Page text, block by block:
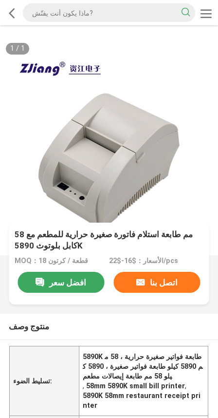
1 / 1
58 مم طابعة استلام فاتورة صغيرة حرارية للمطعم مع
كابل بلوتوث 5890K
MOQ：18 قطعة / كرتون الأسعار：$16-$22/pcs
افضل سعر اتصل بنا
منتوج وصف
تسليط الضوء:
5890K طابعة فواتير صغيرة حرارية ، 58 م
م 5890 كيلو طابعة فواتير صغيرة ، 5890 ك
يلو 58 مم طابعة إيصالات مطعم
, 58mm 5890K small bill printer,
5890K 58mm restaurant receipt pri
nter